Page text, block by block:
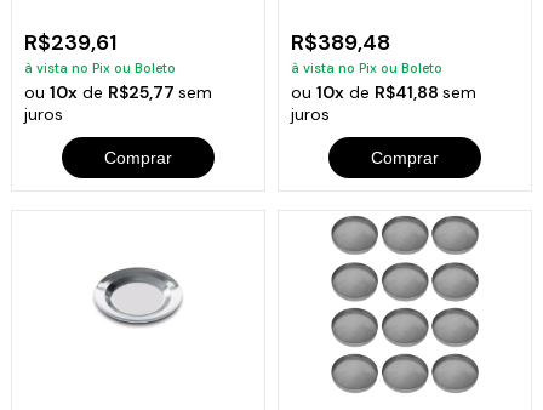
R$239,61
à vista no Pix ou Boleto
ou10x de R$25,77sem
juros
Comprar
R$389,48
à vista no Pix ou Boleto
ou 10xde R$41,88 sem
juros
Comprar